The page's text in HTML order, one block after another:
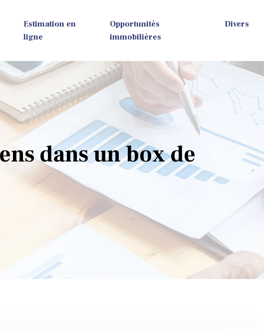
Estimation en
ligne
Opportunités
immobilières
Divers
dans un box de